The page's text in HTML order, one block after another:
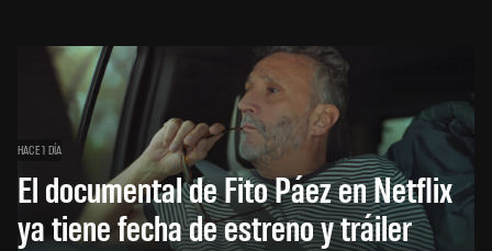
HACE 1 DÍA
El documental de Fito Páez en Netflix
ya tiene fecha de estreno y tráiler